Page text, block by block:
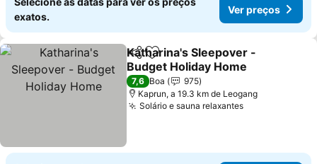
exatos.
Ver preços
PartilharAdicionar aos favoritos
Katharina's Sleepover -
Budget Holiday Home
Ver preços
7,6 Boa
975
Kaprun, a 19.3 km de Leogang
Solário e sauna relaxantesVer preços